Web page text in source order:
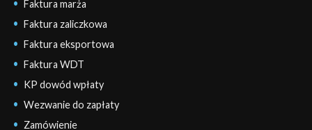
Faktura marża
Faktura zaliczkowa
Faktura eksportowa
Faktura WDT
KP dowód wpłaty
Wezwanie do zapłaty
Zamówienie